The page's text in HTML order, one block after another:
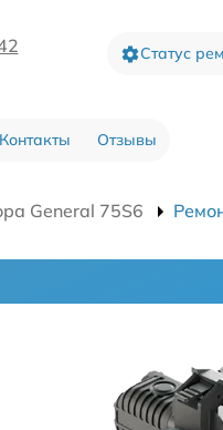
Статус
Контакты Отзывы
General 75S6